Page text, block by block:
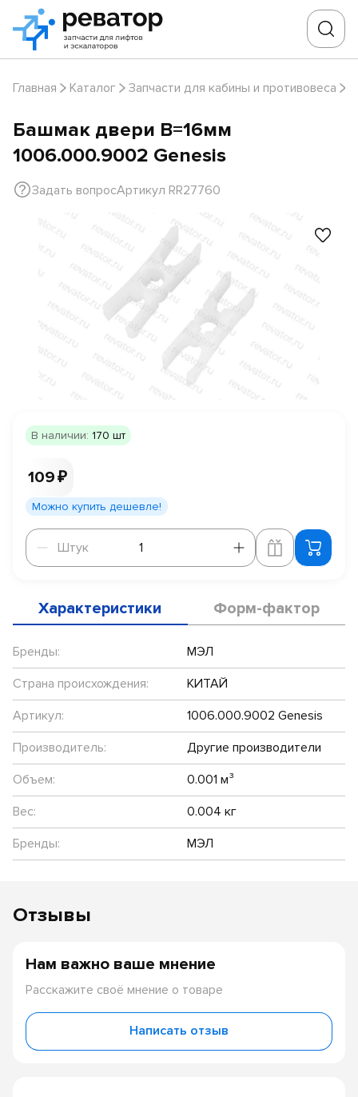
Главная Каталог Запчасти для кабины и противовеса
Башмак двери B=16мм
1006.000.9002 Genesis
Задать вопросАртикул RR27760
В наличии: 170 шт
109 ₽
Можно купить дешевле!
Штук
Штук
Характеристики Форм-фактор
Бренды:
МЭЛ
Страна происхождения:
КИТАЙ
Артикул:
1006.000.9002 Genesis
Производитель:
Другие производители
Объем:
0.001 м³
Вес:
0.004 кг
Бренды:
МЭЛ
Отзывы
Нам важно ваше мнение
Расскажите своё мнение о товаре
Написать отзыв